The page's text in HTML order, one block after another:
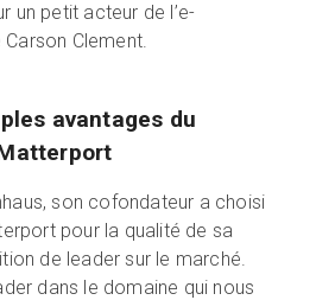
un petit acteur de l’e-
Clement.
avantages du
son cofondateur a choisi
pour la qualité de sa
de leader sur le marché.
dans le domaine qui nous